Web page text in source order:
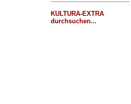
KULTURA-EXTRA
durchsuchen...